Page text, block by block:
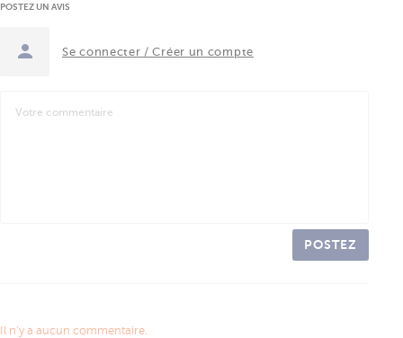
POSTEZ UN AVIS
Se connecter / Créer un compte
POSTEZ
Il n'y a aucun commentaire.